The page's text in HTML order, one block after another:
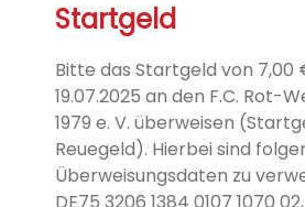
Startgeld
Bitte das Startgeld von 7,00
19.07.2025 an den F.C. Rot-
1979 e. V. überweisen
Reuegeld). Hierbei sind
Überweisungsdaten zu